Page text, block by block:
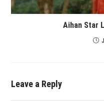
Aihan Star
Leave a Reply